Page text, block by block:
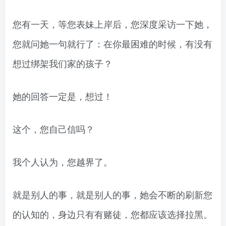
您有一天，等您表妹上岸后，您深度采访一下她，
您就问她一句就行了：在你最困难的时候，有没有
想过绑架我们家的孩子？
她的回答一定是，想过！
这个，您自己信吗？
我个人认为，您越界了。
就是别人的事，就是别人的事，她会不断的刷新您
的认知的，身边只有有赌徒，您都应该选择拉黑。